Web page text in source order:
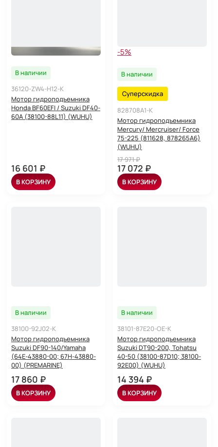
В наличии
36120-ZW4-H12-K
Мотор гидроподъемника
Honda BF60EFI / Suzuki DF40-
60A (38100-88L11) (WUHU)
16 601 ₽
В КОРЗИНУ
-5%
В наличии
Суперскидка
828708A1-K
Мотор гидроподъемника
Mercury/ Mercruiser/ Force
75-225 (811628, 878265A6)
(WUHU)
17 971 ₽
17 072 ₽
В КОРЗИНУ
В наличии
38100-92J02-K
Мотор гидроподъемника
Suzuki DF90-140/Yamaha
(64E-43880-00; 67H-43880-
00) (PREMARINE)
17 860 ₽
В КОРЗИНУ
В наличии
38101-87E20-OE-K
Мотор гидроподъемника
Suzuki DT90-200, Tohatsu
40-50 (38100-87D10; 38100-
92E00) (WUHU)
14 394 ₽
В КОРЗИНУ